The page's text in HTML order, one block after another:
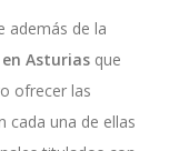
además de la
Asturias que
ofrecer las
cada una de ellas